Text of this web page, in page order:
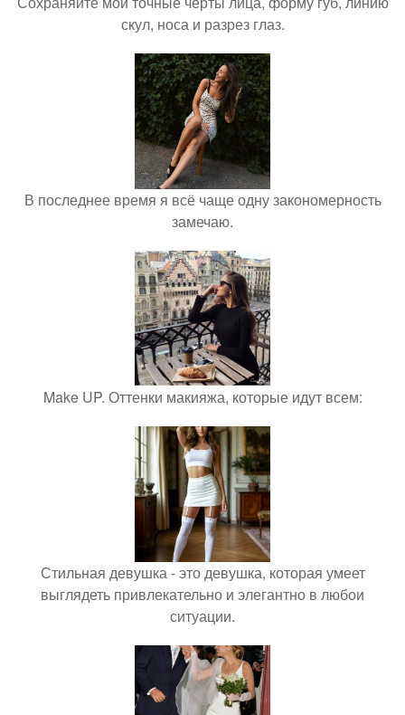
скул, носа и разрез глаз.
В последнее время я всё чаще одну закономерность
замечаю.
Make UP. Оттенки макияжа, которые идут всем:
Стильная девушка - это девушка, которая умеет
выглядеть привлекательно и элегантно в любои
ситуации.